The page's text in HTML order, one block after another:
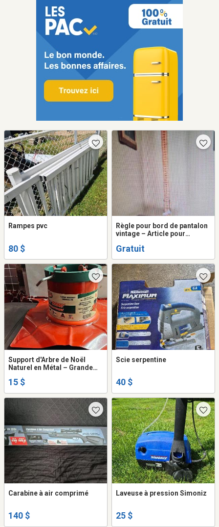
Rampes pvc
80 $
Règle pour bord de pantalon
vintage – Article pour
Gratuit
Support d'Arbre de Noël
Naturel en Métal – Grande
15 $
Scie serpentine
40 $
Carabine à air comprimé
140 $
Laveuse à pression Simoniz
25 $